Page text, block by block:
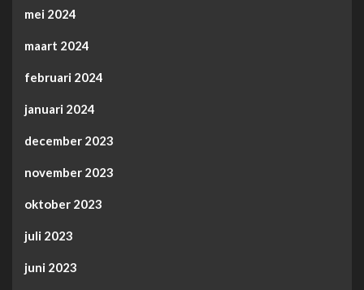
mei 2024
maart 2024
februari 2024
januari 2024
december 2023
november 2023
oktober 2023
juli 2023
juni 2023